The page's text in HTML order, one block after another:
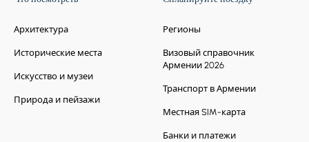
Архитектура
Исторические места
Искусство и музеи
Природа и пейзажи
Регионы
Визовый справочник
Армении 2026
Транспорт в Армении
Местная SIM-карта
Банки и платежи